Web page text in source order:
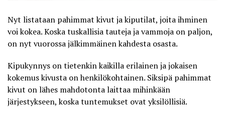
Nyt listataan pahimmat kivut ja kiputilat, joita ihminen
voi kokea. Koska tuskallisia tauteja ja vammoja on paljon,
on nyt vuorossa jälkimmäinen kahdesta osasta.
Kipukynnys on tietenkin kaikilla erilainen ja jokaisen
kokemus kivusta on henkilökohtainen. Siksipä pahimmat
kivut on lähes mahdotonta laittaa mihinkään
järjestykseen, koska tuntemukset ovat yksilöllisiä.